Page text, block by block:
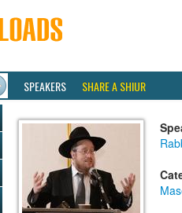
SPEAKERS SHARE A SHIUR